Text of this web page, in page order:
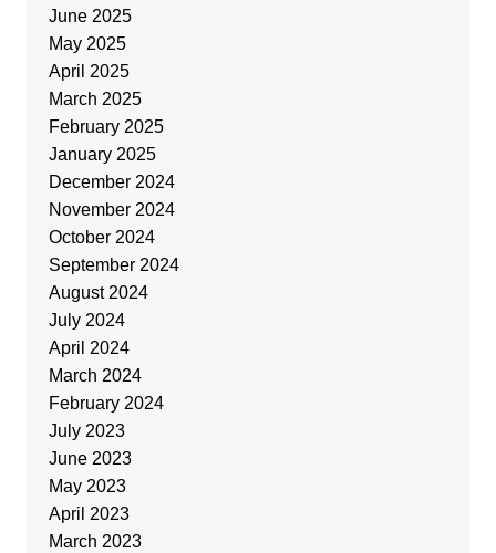
June 2025
May 2025
April 2025
March 2025
February 2025
January 2025
December 2024
November 2024
October 2024
September 2024
August 2024
July 2024
April 2024
March 2024
February 2024
July 2023
June 2023
May 2023
April 2023
March 2023